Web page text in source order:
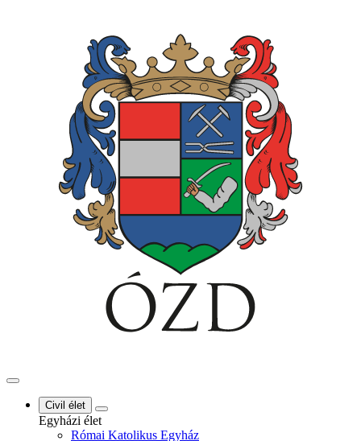
Civil élet
Egyházi élet
Római Katolikus Egyház